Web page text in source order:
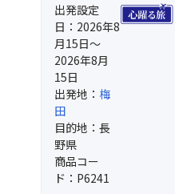
出発設定
日：2026年8
月15日～
2026年8月
15日
出発地： 梅
田
目的地：長
野県
商品コー
ド：P6241